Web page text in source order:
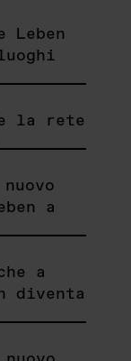
Leben
la rete
a
a
diventa